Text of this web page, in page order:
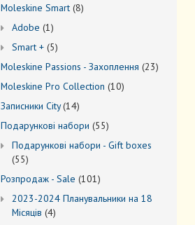
Моleskine Smart 88
Adobe 11
товар
Smart + 55
товарів
Moleskine Passions - Захоплення 2323
Мoleskine Pro Collection 1010
Записники City 1414
товарів
Подарункові набори 5555
товарів
Подарункові набори - Gift boxes
5555
Розпродаж - Sale 101101
2023-2024 Планувальники на 18
Місяців 44